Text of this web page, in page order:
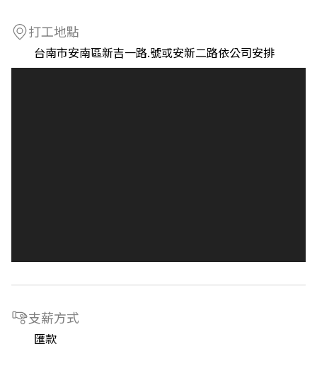
打工地點
台南市安南區新吉一路.號或安新二路依公司安排
支薪方式
匯款